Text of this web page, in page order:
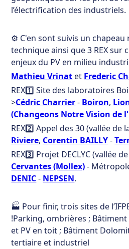
l’électrification des industriels.
⚙️ C'en sont suivis un
technique ainsi que 3 REX sur
enjeux du PV en milieu
Mathieu Vrinatet Frederic
REX1️⃣ Site des laboratoires
>Cédric Charrier- Boiron,
(Changeons Notre Vision de
REX2️⃣ Appel des 30 (vallée de
Riviere, Corentin BAILLY-
REX3️⃣ Projet DECLYC (vallée
Cervantes (Mollex)-
DENIC- NEPSEN.
🏭 Pour finir, trois sites de
!Parking, ombrières ;
et PV en toit ; Bâtiment
tertiaire et industriel